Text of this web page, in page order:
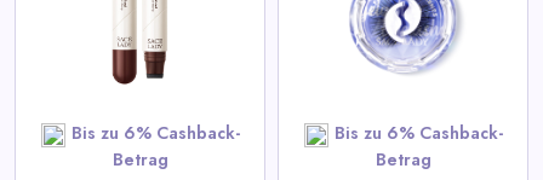
Bis zu 6% Cashback-
Betrag
Bis zu 6% Cashback-
Betrag
View All Sace Lady Deals
SHOP NOW